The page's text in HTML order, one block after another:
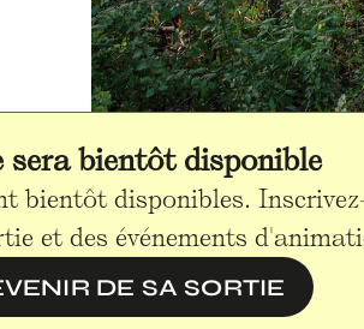
sera bientôt disponible
bientôt disponibles.
et des événements
DE SA SORTIE